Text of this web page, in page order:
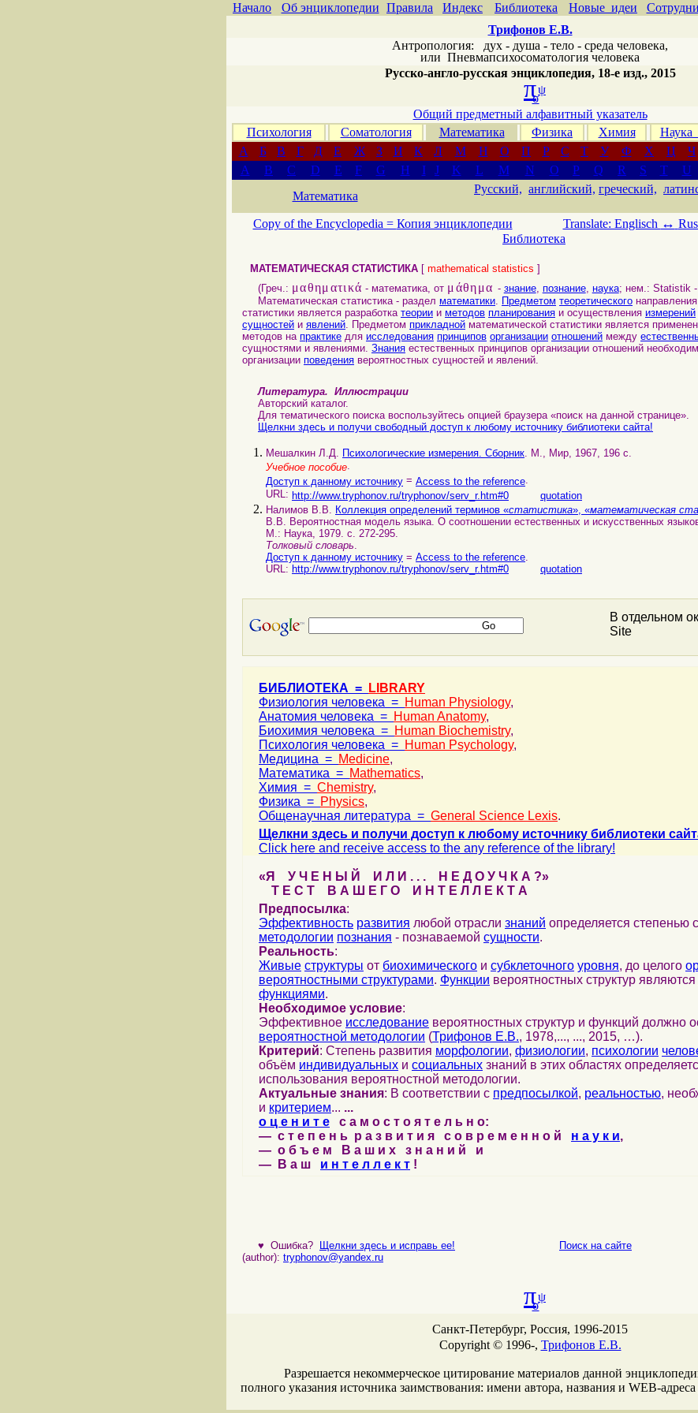
Начало Об энциклопедии Правила Индекс Библиотека Новые идеи
Трифонов Е.В.
Антропология: дух - душа - тело - среда человека,
или Пневмапсихосоматология человека
Русско-англо-русская энциклопедия, 18-е изд., 2015
πψ
σ
Общий предметный алфавитный указатель
Психология
Соматология Математика Физика Химия
А
Б В Г Д Е Ж З И К Л М Н О П Р С Т У Ф Х Ц Ч
A
B C D E F G H I J K L M N O P Q R S T U
Математика
Русский, английский, греческий,
Copy of the Encyclopedia = Копия энциклопедии Translate: Englisch ↔
Библиотека
МАТЕМАТИЧЕСКАЯ СТАТИСТИКА [ mathematical statistics ]
(Греч.: μαθηματικά - математика, от μάθημα - знание, познание, наука; нем.: Statistik -
Математическая статистика - раздел математики. Предметом теоретического
статистики является разработка теории и методов планирования и осуществления измерений
сущностей и явлений. Предметом прикладной математической статистики является
методов на практике для исследования принципов организации отношений между
сущностями и явлениями. Знания естественных принципов организации отношений
организации поведения вероятностных сущностей и явлений.
Литература. Иллюстрации
Авторский каталог.
Для тематического поиска воспользуйтесь опцией браузера «поиск на данной странице».
Щелкни здесь и получи свободный доступ к любому источнику библиотеки сайта!
Мешалкин Л.Д. Психологические измерения. Сборник. М., Мир, 1967, 196 с.
Учебное пособие.
Доступ к данному источнику = Access to the reference.
URL: http://www.tryphonov.ru/tryphonov/serv_r.htm#0
quotation
Налимов В.В. Коллекция определений терминов «статистика», «математическая
В.В. Вероятностная модель языка. О соотношении естественных и искусственных
М.: Наука, 1979. с. 272-295.
Толковый словарь.
Доступ к данному источнику = Access to the reference.
URL: http://www.tryphonov.ru/tryphonov/serv_r.htm#0 quotation
В отдельном
Site
БИБЛИОТЕКА =
LIBRARY
Физиология человека = Human Physiology,
Анатомия человека = Human Anatomy,
Биохимия человека = Human Biochemistry,
Психология человека = Human Psychology,
Медицина = Medicine,
Математика = Mathematics,
Химия = Chemistry,
Физика = Physics,
Общенаучная литература = General Science Lexis.
Щелкни здесь и получи доступ к любому источнику библиотеки
Click here and receive access to the any reference of the library!
«Я У Ч Е Н Ы Й И Л И . . . Н Е Д О У Ч К А ?»
Т Е С Т В А Ш Е Г О И Н Т Е Л Л Е К Т А
Предпосылка:
Эффективность развития любой отрасли знаний определяется степенью
методологии познания - познаваемой сущности.
Реальность:
Живые структуры от биохимического и субклеточного уровня, до целого
вероятностными структурами. Функции вероятностных структур являются
функциями.
Необходимое условие:
Эффективное исследование вероятностных структур и функций должно
вероятностной методологии (Трифонов Е.В., 1978,..., ..., 2015, …).
Критерий: Степень развития морфологии, физиологии, психологии
объём индивидуальных и социальных знаний в этих областях
использования вероятностной методологии.
Актуальные знания: В соответствии с предпосылкой, реальностью,
и критерием... ...
о ц е н и т е с а м о с т о я т е л ь н о:
— с т е п е н ь р а з в и т и я с о в р е м е н н о й н а у к и,
— о б ъ е м В а ш и х з н а н и й и
— В а ш и н т е л л е к т !
♥ Ошибка? Щелкни здесь и исправь ее! Поиск на сайте E-
(author): tryphonov@yandex.ru
πψ
σ
Санкт-Петербург, Россия, 1996-2015
Copyright © 1996-, Трифонов Е.В.
Разрешается некоммерческое цитирование материалов данной
полного указания источника заимствования: имени автора, названия и WEB-